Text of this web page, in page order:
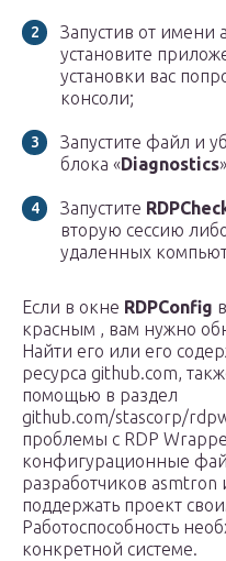
Запустив от имени
установите
установки вас
консоли;
Запустите файл и
блока «Diagnostics
Запустите
вторую сессию
удаленных
Если в окне RDPConfig
красным , вам нужно
Найти его или его
ресурса github.com,
помощью в раздел
github.com/stascorp/
проблемы с RDP
конфигурационные
разработчиков asmtron
поддержать проект
Работоспособность
конкретной системе.